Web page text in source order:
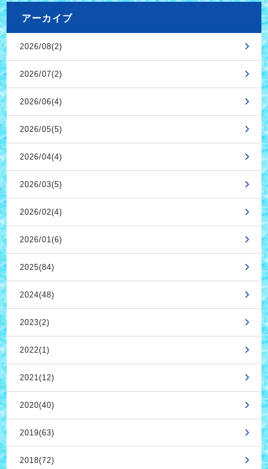
アーカイブ
2026/08(2)
2026/07(2)
2026/06(4)
2026/05(5)
2026/04(4)
2026/03(5)
2026/02(4)
2026/01(6)
2025(84)
2024(48)
2023(2)
2022(1)
2021(12)
2020(40)
2019(63)
2018(72)